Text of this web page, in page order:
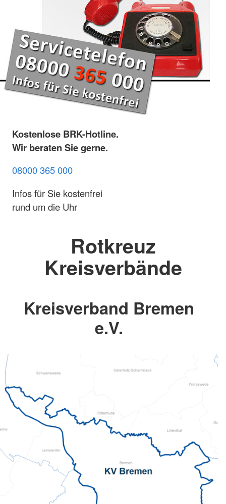
Kostenlose BRK-Hotline.
Wir beraten Sie gerne.
08000 365 000
Infos für Sie kostenfrei
rund um die Uhr
Rotkreuz
Kreisverbände
Kreisverband Bremen
e.V.